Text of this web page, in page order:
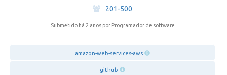
·
201-500
Submetido há 2 anos por Programador de software
amazon-web-services-aws
github